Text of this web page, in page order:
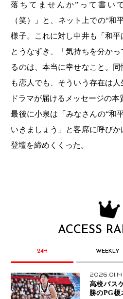
落ちてませんか”って書い
（笑）」と、ネット上での“和
様子。これに対し中井も「和平
とうなずき、「気持ちを分か
るのは、本当に幸せなこと。
も恋人でも、そういう存在は人
ドラマが届けるメッセージの本
最後に小泉は「みなさんの“和
いきましょう」と客席に呼び
登壇を締めくくった。
ACCESS
24H WEEKLY
2026.01.14
高校バス
勝のPG